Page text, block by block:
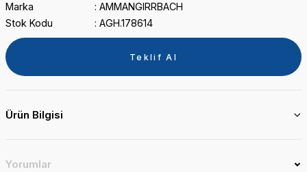
Marka
AMMANGIRRBACH
Stok Kodu
AGH.178614
Teklif Al
Ürün Bilgisi
Yorumlar